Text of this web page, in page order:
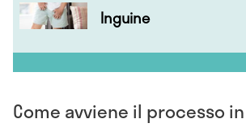
Inguine
Come avviene il processo